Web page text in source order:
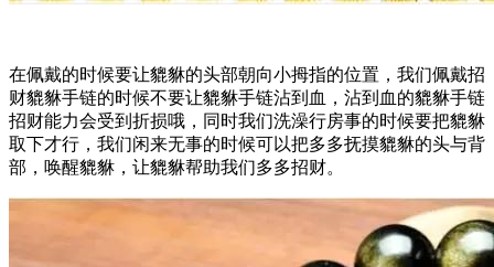
在佩戴的时候要让貔貅的头部朝向小拇指的位置，我们佩戴招
财貔貅手链的时候不要让貔貅手链沾到血，沾到血的貔貅手链
招财能力会受到折损哦，同时我们洗澡行房事的时候要把貔貅
取下才行，我们闲来无事的时候可以把多多抚摸貔貅的头与背
部，唤醒貔貅，让貔貅帮助我们多多招财。